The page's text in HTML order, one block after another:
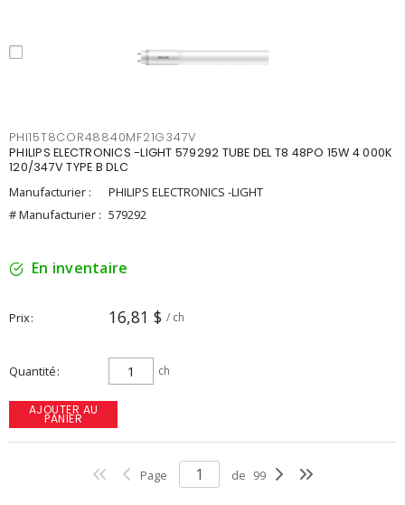
PHI15T8COR48840MF21G347V
PHILIPS ELECTRONICS -LIGHT 579292 TUBE DEL T8 48PO 15W 4 000K
120/347V TYPE B DLC
Manufacturier :
PHILIPS ELECTRONICS -LIGHT
# Manufacturier : 579292
En inventaire
Prix 16,81 $ / ch
Quantité ch
AJOUTER AU
PANIER
Page de 99